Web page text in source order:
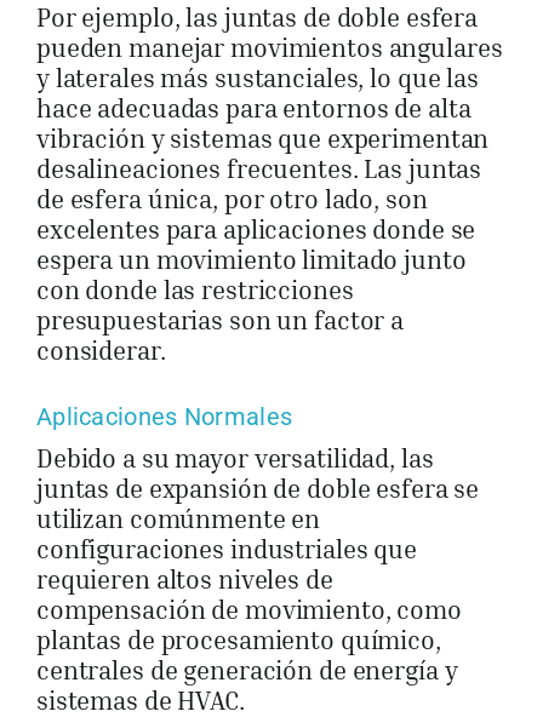
Por ejemplo, las juntas de doble esfera
pueden manejar movimientos angulares
y laterales más sustanciales, lo que las
hace adecuadas para entornos de alta
vibración y sistemas que experimentan
desalineaciones frecuentes. Las juntas
de esfera única, por otro lado, son
excelentes para aplicaciones donde se
espera un movimiento limitado junto
con donde las restricciones
presupuestarias son un factor a
considerar.
Aplicaciones Normales
Debido a su mayor versatilidad, las
juntas de expansión de doble esfera se
utilizan comúnmente en
configuraciones industriales que
requieren altos niveles de
compensación de movimiento, como
plantas de procesamiento químico,
centrales de generación de energía y
sistemas de HVAC.